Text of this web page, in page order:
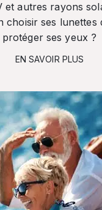
et autres rayons
choisir ses lunettes
protéger ses yeux ?
EN SAVOIR PLUS